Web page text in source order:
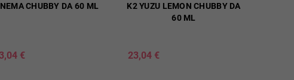
NEMA CHUBBY DA 60 ML
€
K2 YUZU LEMON CHUBBY DA
60 ML
23,04 €